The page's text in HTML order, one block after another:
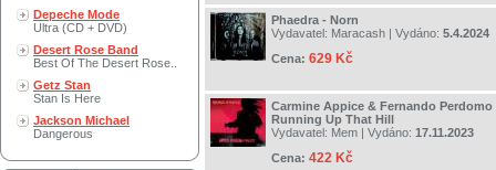
Depeche Mode
Ultra (CD + DVD)
Desert Rose Band
Best Of The Desert Rose..
Getz Stan
Stan Is Here
Jackson Michael
Dangerous
Phaedra - Norn
Vydavatel: Maracash | Vydáno: 5.4.2024
Cena: 629 Kč
Carmine Appice & Fernando Perdomo
Running Up That Hill
Vydavatel: Mem | Vydáno: 17.11.2023
Cena: 422 Kč